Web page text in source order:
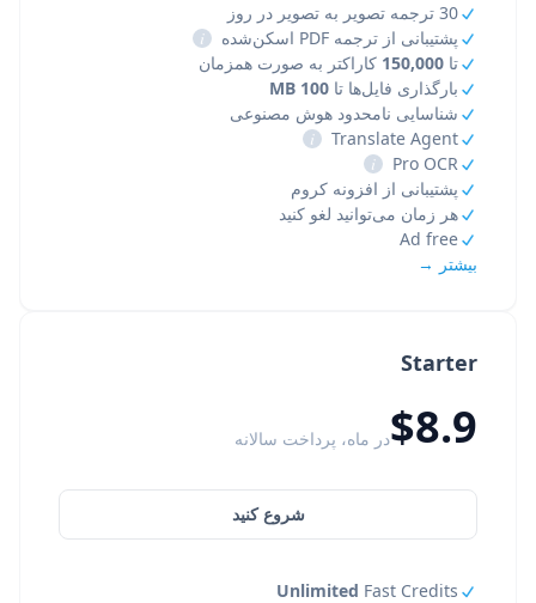
Starter
$8.9در ماه، پرداخت سالانه
شروع کنید
Unlimited Fast Credits
30 ترجمه تصویر به تصویر در روز
پشتیبانی از ترجمه PDF اسکن‌شده
i
تا 150,000 کاراکتر به صورت همزمان
بارگذاری فایل‌ها تا 100 MB
شناسایی نامحدود هوش مصنوعی
Translate Agent
i
Pro OCR
i
پشتیبانی از افزونه کروم
هر زمان می‌توانید لغو کنید
Ad free
بیشتر →